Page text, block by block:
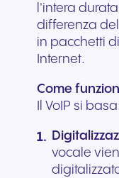
l'intera
differenza
in pacchetti
Internet.
Come
Il VoIP si
vocale